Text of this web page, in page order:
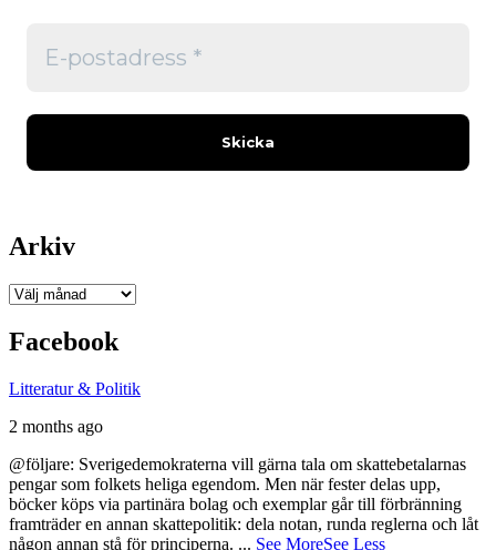
Arkiv
Arkiv
Facebook
Litteratur & Politik
2 months ago
@följare: Sverigedemokraterna vill gärna tala om skattebetalarnas
pengar som folkets heliga egendom. Men när fester delas upp,
böcker köps via partinära bolag och exemplar går till förbränning
framträder en annan skattepolitik: dela notan, runda reglerna och låt
någon annan stå för principerna. ... See MoreSee Less